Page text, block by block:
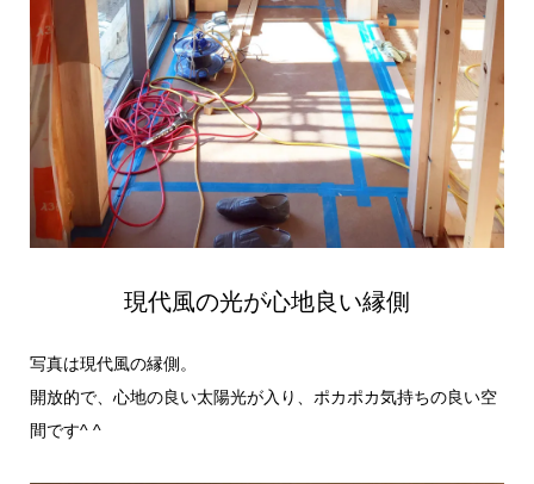
現代風の光が心地良い縁側
写真は現代風の縁側。
開放的で、心地の良い太陽光が入り、ポカポカ気持ちの良い空
間です^ ^